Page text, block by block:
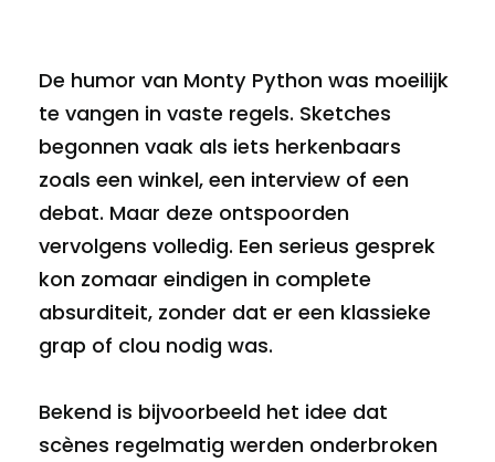
De humor van Monty Python was moeilijk
te vangen in vaste regels. Sketches
begonnen vaak als iets herkenbaars
zoals een winkel, een interview of een
debat. Maar deze ontspoorden
vervolgens volledig. Een serieus gesprek
kon zomaar eindigen in complete
absurditeit, zonder dat er een klassieke
grap of clou nodig was.
Bekend is bijvoorbeeld het idee dat
scènes regelmatig werden onderbroken